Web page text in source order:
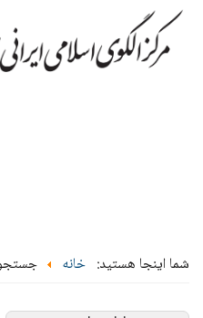
شما اینجا هستید: خانه